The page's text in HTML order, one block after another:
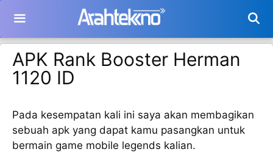
isi
APK Rank Booster Herman
1120 ID
Pada kesempatan kali ini saya akan membagikan
sebuah apk yang dapat kamu pasangkan untuk
bermain game mobile legends kalian.